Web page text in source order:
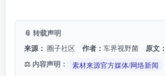
📎 转载声明
来源： 圈子社区 作者： 车界视野菌 原文：
⚖️ 内容声明： 素材来源官方媒体/网络新闻